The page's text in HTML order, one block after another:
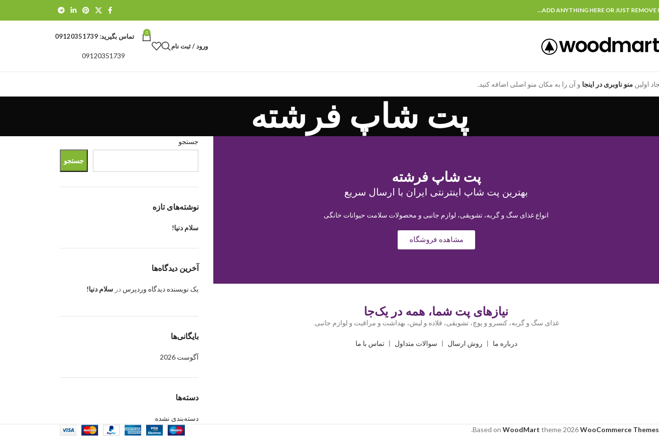
ADD ANYTHING HERE OR JUST REMOVE
ورود / ثبت نام
0 تماس بگیرید:09120351739
09120351739
اولین منو ناوبری در اینجا و آن را به مکان منو اصلی اضافه کنید.
پت شاپ فرشته
پت شاپ فرشته
بهترین پت شاپ اینترنتی ایران با ارسال سریع
انواع غذای سگ و گربه، تشویقی، لوازم جانبی و محصولات سلامت حیوانات خانگی
مشاهده فروشگاه
نیازهای پت شما، همه در یک‌جا
غذای سگ و گربه، کنسرو و پوچ، تشویقی، قلاده و لیش، بهداشت و مراقبت و لوازم جانبی.
درباره ما روش ارسال سوالات متداول |تماس با ما
جستجو
جستجو
نوشته‌های تازه
سلام دنیا!
آخرین دیدگاه‌ها
یک نویسنده دیدگاه وردپرس در سلام دنیا!
بایگانی‌ها
آگوست 2026
دسته‌ها
دسته‌بندی نشده
Based on WoodMart theme 2026WooCommerce Themes
.